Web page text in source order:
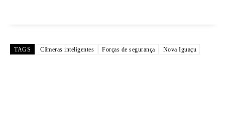
TAGS Câmeras inteligentes Forças de segurança Nova Iguaçu